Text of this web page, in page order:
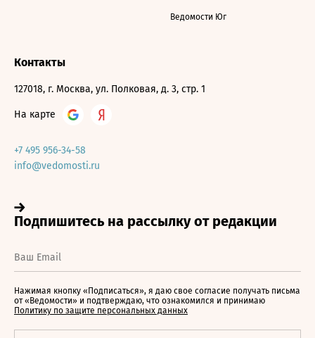
Ведомости Юг
Контакты
127018, г. Москва, ул. Полковая, д. 3, стр. 1
На карте
+7 495 956-34-58
info@vedomosti.ru
Нажимая кнопку «Подписаться», я даю свое согласие получать письма
от «Ведомости» и подтверждаю, что ознакомился и принимаю
Политику по защите персональных данных